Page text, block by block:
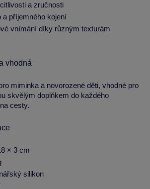
a zručnosti
a příjemného kojení
vnímání díky různým texturám
vhodná
miminka a novorozené děti, vhodné pro
skvělým doplňkem do každého
cesty.
× 3 cm
silikon